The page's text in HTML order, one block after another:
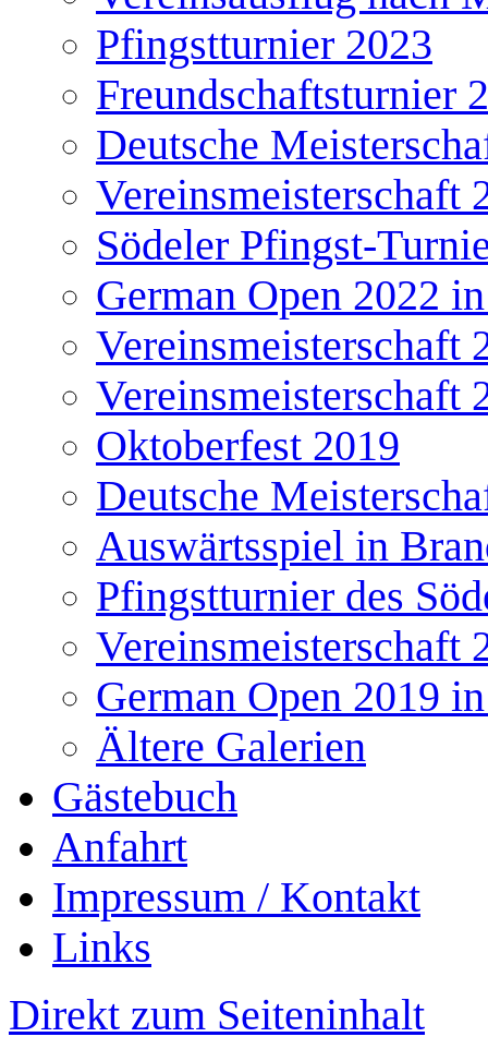
Pfingstturnier 2023
Freundschaftsturnier
Deutsche
Vereinsmeisterschaft
Södeler Pfingst-
German Open 2022
Vereinsmeisterschaft
Vereinsmeisterschaft
Oktoberfest 2019
Deutsche
Auswärtsspiel in
Pfingstturnier des
Vereinsmeisterschaft
German Open 2019
Ältere Galerien
Gästebuch
Anfahrt
Impressum / Kontakt
Links
Direkt zum Seiteninhalt